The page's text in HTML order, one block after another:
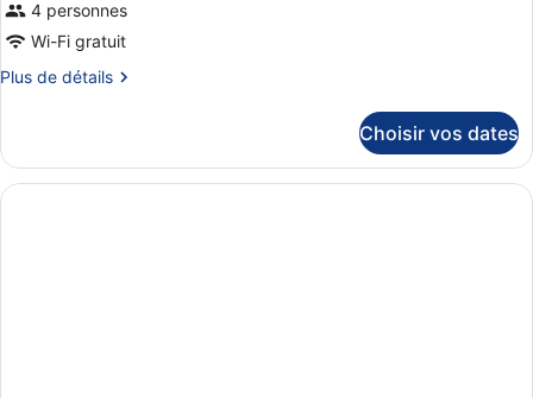
4 personnes
Wi-Fi gratuit
Plus de détails
Plus
le
type
de
Choisir vos dates